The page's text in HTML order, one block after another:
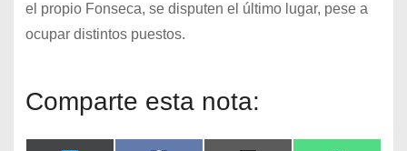
el propio Fonseca, se disputen el último lugar, pese a
ocupar distintos puestos.
Comparte esta nota: